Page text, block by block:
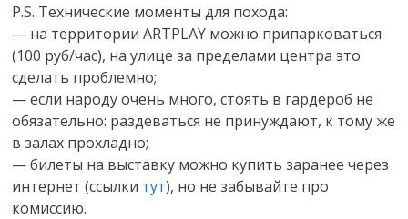
P.S. Технические моменты для похода:
— на территории ARTPLAY можно припарковаться
(100 руб/час), на улице за пределами центра это
сделать проблемно;
— если народу очень много, стоять в гардероб не
обязательно: раздеваться не принуждают, к тому же
в залах прохладно;
— билеты на выставку можно купить заранее через
интернет (ссылки тут), но не забывайте про
комиссию.